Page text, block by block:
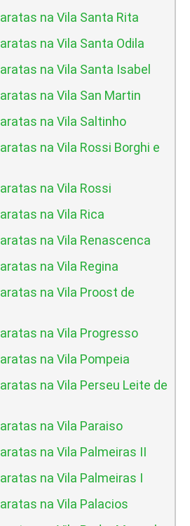
na Vila Santa Rita
na Vila Santa Odila
na Vila Santa Isabel
na Vila San Martin
na Vila Saltinho
na Vila Rossi Borghi e
na Vila Rossi
na Vila Rica
na Vila Renascenca
na Vila Regina
na Vila Proost de
na Vila Progresso
na Vila Pompeia
na Vila Perseu Leite de
na Vila Paraiso
na Vila Palmeiras II
na Vila Palmeiras I
na Vila Palacios